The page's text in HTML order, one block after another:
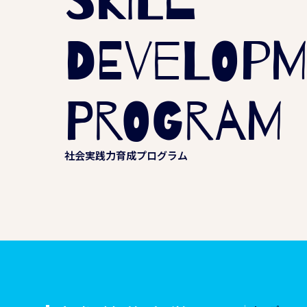
PROGRAM
社会実践力育成プログラム